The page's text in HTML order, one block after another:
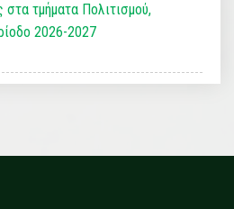
στα τμήματα Πολιτισμού,
2026-2027